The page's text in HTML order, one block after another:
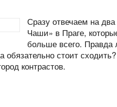
Сразу отвечаем на
Чаши» в Праге,
больше всего. Правда
стоит
контрастов.